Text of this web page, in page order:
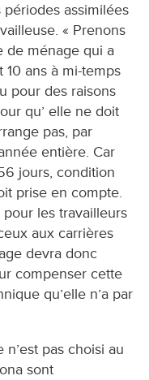
assimilées
« Prenons
de ménage qui a
ans à mi-temps
pour des raisons
qu’ elle ne doit
pas, par
entière. Car
jours, condition
prise en compte.
les travailleurs
aux carrières
devra donc
compenser cette
qu’elle n’a par
n’est pas choisi au
sont